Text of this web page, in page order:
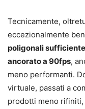
Tecnicamente,
eccezionalmente
poligonali
ancorato a 90fps,
meno performanti.
virtuale, passati a
prodotti meno rifiniti,